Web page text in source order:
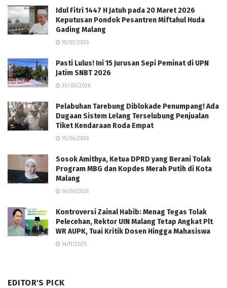
Idul Fitri 1447 H Jatuh pada 20 Maret 2026
Keputusan Pondok Pesantren Miftahul Huda
Gading Malang
15/03/2026
Pasti Lulus! Ini 15 Jurusan Sepi Peminat di UPN
Jatim SNBT 2026
30/03/2026
Pelabuhan Tarebung Diblokade Penumpang! Ada
Dugaan Sistem Lelang Terselubung Penjualan
Tiket Kendaraan Roda Empat
15/04/2026
Sosok Amithya, Ketua DPRD yang Berani Tolak
Program MBG dan Kopdes Merah Putih di Kota
Malang
16/06/2026
Kontroversi Zainal Habib: Menag Tegas Tolak
Pelecehan, Rektor UIN Malang Tetap Angkat Plt
WR AUPK, Tuai Kritik Dosen Hingga Mahasiswa
14/11/2025
EDITOR'S PICK